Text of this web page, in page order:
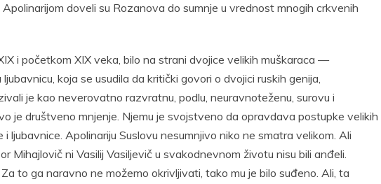
doveli su Rozanova do sumnje u vrednost mnogih crkvenih
i početkom XIX veka, bilo na strani dvojice velikih muškaraca —
koja se usudila da kritički govori o dvojici ruskih genija,
je kao neverovatno razvratnu, podlu, neuravnoteženu, surovu i
je društveno mnjenje. Njemu je svojstveno da opravdava postupke velikih
ljubavnice. Apolinariju Suslovu nesumnjivo niko ne smatra velikom. Ali
Mihajlovič ni Vasilij Vasiljevič u svakodnevnom životu nisu bili anđeli.
to ga naravno ne možemo okrivljivati, tako mu je bilo suđeno. Ali, ta